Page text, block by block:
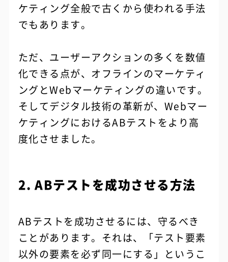
ケティング全般で古くから使われる手法
でもあります。
ただ、ユーザーアクションの多くを数値
化できる点が、オフラインのマーケティ
ングとWebマーケティングの違いです。
そしてデジタル技術の革新が、Webマー
ケティングにおけるABテストをより高
度化させました。
2. ABテストを成功させる方法
ABテストを成功させるには、守るべき
ことがあります。それは、「テスト要素
以外の要素を必ず同一にする」というこ